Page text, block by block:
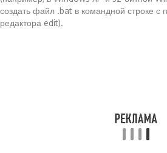
создать файл .bat в командной строке с
редактора edit).